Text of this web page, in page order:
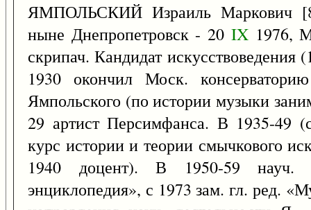
ЯМПОЛЬСКИЙ Израиль Маркович
ныне Днепропетровск - 20 IX1976,
скрипач. Кандидат
1930 окончил Моск.
Ямпольского (по истории музыки
29 артист Персимфанса. В 1935-49
курс истории и теории смычкового
1940 доцент). В 1950-59 науч.
энциклопедия», с 1973 зам. гл. ред.